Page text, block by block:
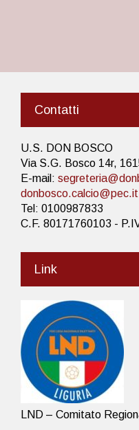
Contatti
U.S. DON BOSCO
Via S.G. Bosco 14r,
E-mail:
donbosco.calcio@pec.it
Tel: 0100987833
C.F. 80171760103 -
Link
LND – Comitato